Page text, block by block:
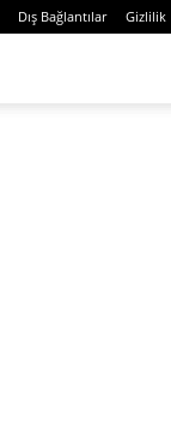
Dış Bağlantılar Gizlilik